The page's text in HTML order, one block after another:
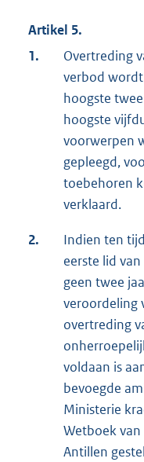
Artikel 5.
1.
Overtreding
verbod
hoogste
hoogste
voorwerpen
gepleegd,
toebehoren
verklaard.
2.
Indien ten
eerste lid
geen twee
veroordeling
overtreding
voldaan is
bevoegde
Ministerie
Wetboek
Antillen